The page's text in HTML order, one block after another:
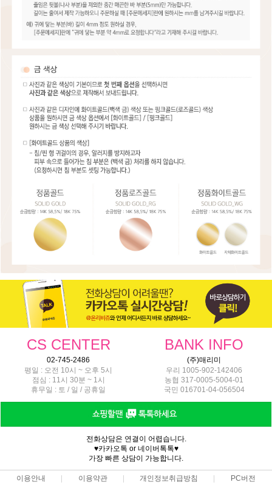
CS CENTER BANK INFO
02-745-2486
(주)매리미
평일 : 오전 10시 ~ 오후 5시
점심 : 11시 30분 ~ 1시
휴무일 : 토 / 일 / 공휴일
우리 1005-902-142406
농협 317-0005-5004-01
국민 016701-04-056504
전화상담은 연결이 어렵습니다.
♥카카오톡 or 네이버톡톡♥
가장 빠른 상담이 가능합니다.
이용안내 이용약관 개인정보취급방침 PC버전